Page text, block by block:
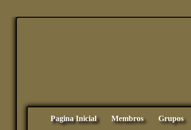
Pagina Inicial Membros Grupos